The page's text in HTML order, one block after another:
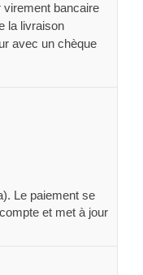
virement bancaire
la livraison
avec un chèque
Le paiement se
et met à jour